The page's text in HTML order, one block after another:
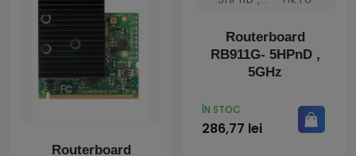
Routerboard
Routerboard
RB911G- 5HPnD ,
5GHz
PRET
ÎN STOC
286,77 lei